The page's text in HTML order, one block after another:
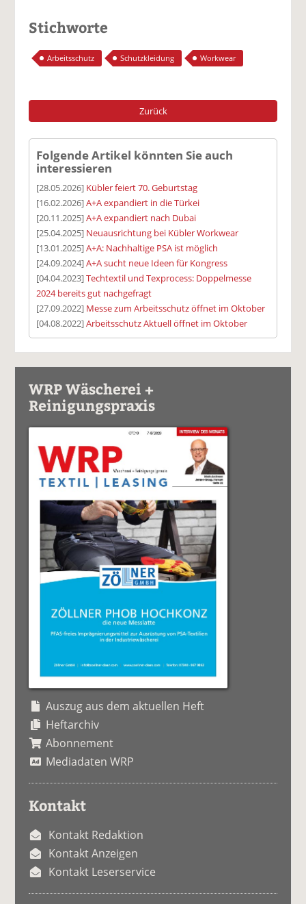
Stichworte
Arbeitsschutz Schutzkleidung Workwear
Zurück
Folgende Artikel könnten Sie auch
interessieren
[28.05.2026] Kübler feiert 70. Geburtstag
[16.02.2026]A+A expandiert in die Türkei
[20.11.2025]A+A expandiert nach Dubai
[25.04.2025] Neuausrichtung bei Kübler Workwear
[13.01.2025]A+A: Nachhaltige PSA ist möglich
[24.09.2024]A+A sucht neue Ideen für Kongress
[04.04.2023]Techtextil und Texprocess: Doppelmesse
2024 bereits gut nachgefragt
[27.09.2022] Messe zum Arbeitsschutz öffnet im Oktober
[04.08.2022]Arbeitsschutz Aktuell öffnet im Oktober
WRP Wäscherei +
Reinigungspraxis
Auszug aus dem aktuellen Heft
Heftarchiv
Abonnement
Mediadaten WRP
Kontakt
Kontakt Redaktion
Kontakt Anzeigen
Kontakt Leserservice